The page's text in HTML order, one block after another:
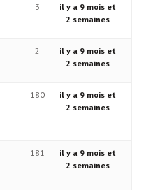
3
il y a 9 mois et
2 semaines
2
il y a 9 mois et
2 semaines
180
il y a 9 mois et
2 semaines
181
il y a 9 mois et
2 semaines